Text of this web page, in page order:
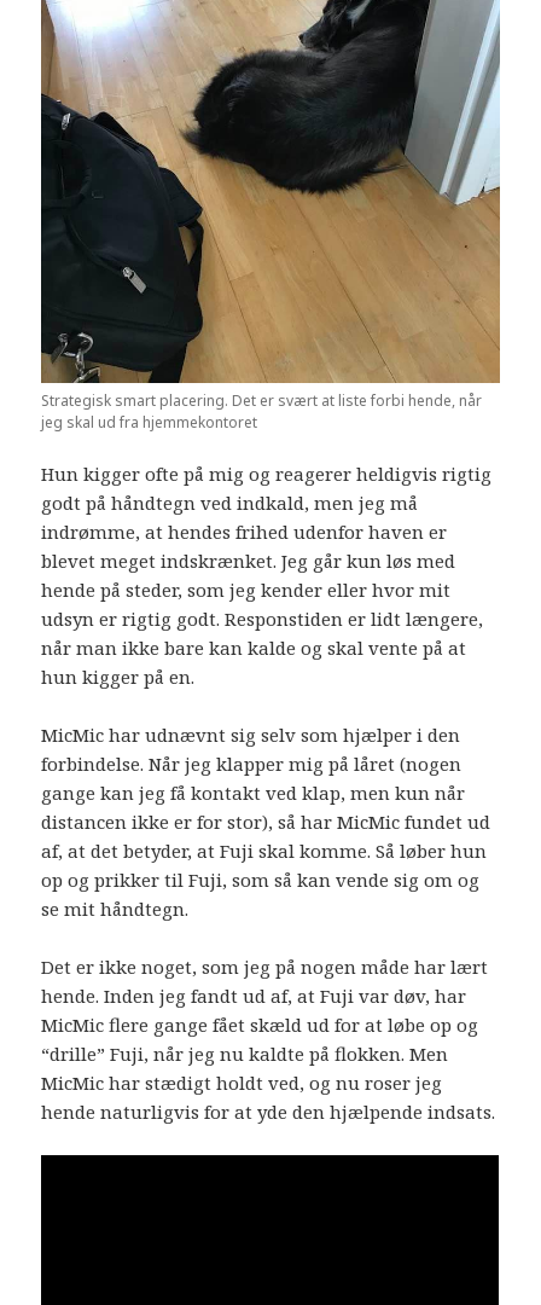
Strategisk smart placering. Det er svært at liste forbi hende, når
jeg skal ud fra hjemmekontoret
Hun kigger ofte på mig og reagerer heldigvis rigtig
godt på håndtegn ved indkald, men jeg må
indrømme, at hendes frihed udenfor haven er
blevet meget indskrænket. Jeg går kun løs med
hende på steder, som jeg kender eller hvor mit
udsyn er rigtig godt. Responstiden er lidt længere,
når man ikke bare kan kalde og skal vente på at
hun kigger på en.
MicMic har udnævnt sig selv som hjælper i den
forbindelse. Når jeg klapper mig på låret (nogen
gange kan jeg få kontakt ved klap, men kun når
distancen ikke er for stor), så har MicMic fundet ud
af, at det betyder, at Fuji skal komme. Så løber hun
op og prikker til Fuji, som så kan vende sig om og
se mit håndtegn.
Det er ikke noget, som jeg på nogen måde har lært
hende. Inden jeg fandt ud af, at Fuji var døv, har
MicMic flere gange fået skæld ud for at løbe op og
“drille” Fuji, når jeg nu kaldte på flokken. Men
MicMic har stædigt holdt ved, og nu roser jeg
hende naturligvis for at yde den hjælpende indsats.